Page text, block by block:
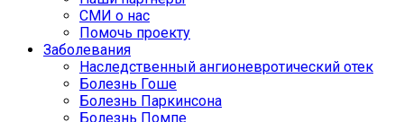
СМИ о нас
Помочь проекту
Заболевания
Наследственный ангионевротический отек
Болезнь Гоше
Болезнь Паркинсона
Болезнь Помпе